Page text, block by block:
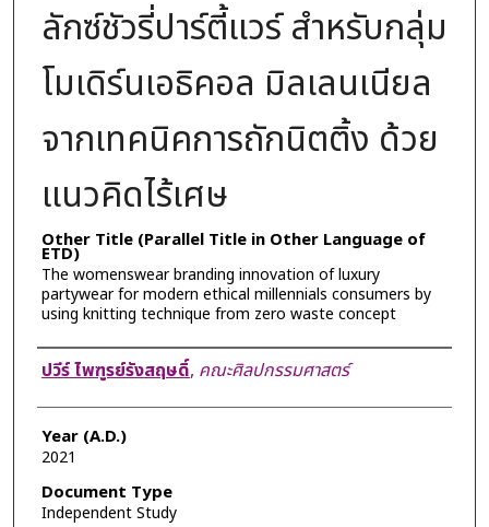
ลักซ์ชัวรี่ปาร์ตี้แวร์ สําหรับกลุ่ม
โมเดิร์นเอธิคอล มิลเลนเนียล
จากเทคนิคการถักนิตติ้ง ด้วย
แนวคิดไร้เศษ
Other Title (Parallel Title in Other Language of
ETD)
The womenswear branding innovation of luxury
partywear for modern ethical millennials consumers by
using knitting technique from zero waste concept
Author
ปวีร์ ไพฑูรย์รังสฤษดิ์, คณะศิลปกรรมศาสตร์
Year (A.D.)
2021
Document Type
Independent Study